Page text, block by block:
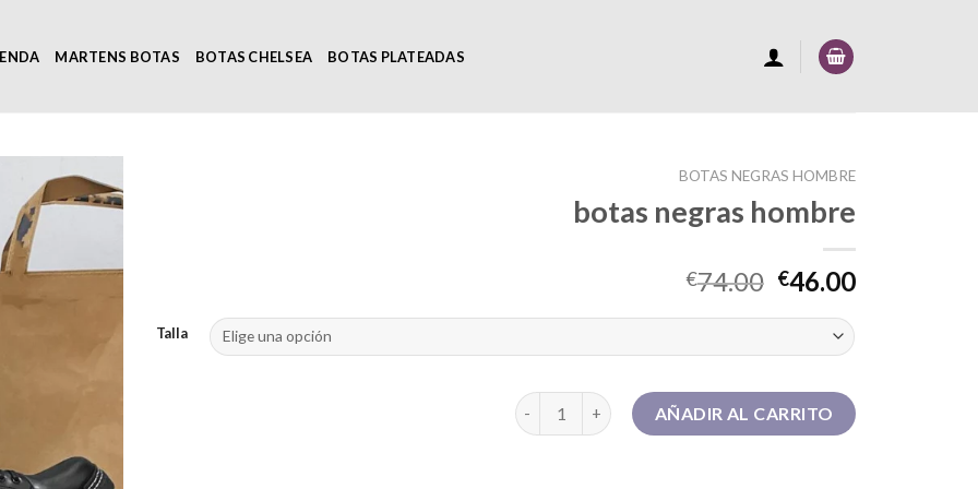
MARTENS BOTAS BOTAS CHELSEA BOTAS PLATEADAS
BOTAS NEGRAS HOMBRE
botas negras hombre
€74.00 €46.00
Talla
botas negras hombre cantidadAÑADIR AL CARRITO